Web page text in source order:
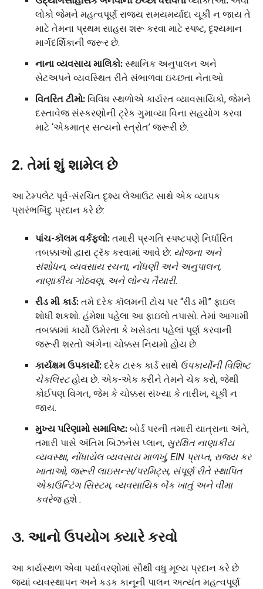
લોકો જેમને મહત્વપૂર્ણ રાજ્ય સમયમર્યાદા ચૂકી ન જાય તે
માટે તેમના પ્રથમ સાહસ શરૂ કરવા માટે સ્પષ્ટ, દૃશ્યમાન
માર્ગદર્શિકાની જરૂર છે.
નાના વ્યવસાય માલિકો: સ્થાનિક અનુપાલન અને
સેટઅપને વ્યવસ્થિત રીતે સંભાળવા ઇચ્છતા નેતાઓ
વિતરિત ટીમો: વિવિધ સ્થળોએ કાર્યરત વ્યાવસાયિકો, જેમને
દસ્તાવેજ સંસ્કરણોની ટ્રેક ગુમાવ્યા વિના સહયોગ કરવા
માટે ‘એકમાત્ર સત્યનો સ્ત્રોત’ જરૂરી છે.
2. તેમાં શું શામેલ છે
આ ટેમ્પલેટ પૂર્વ-સંરચિત દૃશ્ય લેઆઉટ સાથે એક વ્યાપક
પ્રારંભબિંદુ પ્રદાન કરે છે:
પાંચ-કૉલમ વર્કફ્લો: તમારી પ્રગતિ સ્પષ્ટપણે નિર્ધારિત
તબક્કાઓ દ્વારા ટ્રૅક કરવામાં આવે છે: યોજના અને
સંશોધન, વ્યવસાય રચના, નોંધણી અને અનુપાલન,
નાણાકીય ગોઠવણ, અને લોન્ચ તૈયારી.
રીડ મી કાર્ડ: તમે દરેક કૉલમની ટોચ પર “રીડ મી” ફાઇલ
શોધી શકશો. હંમેશા પહેલા આ ફાઇલો તપાસો. તેમાં આગામી
તબક્કામાં કાર્યો ઉમેરતા કે ખસેડતા પહેલાં પૂર્ણ કરવાની
જરૂરી શરતો અંગેના ચોક્કસ નિયમો હોય છે.
કાર્યક્ષમ ઉપકાર્યો: દરેક ટાસ્ક કાર્ડ સાથે ઉપકાર્યોની વિશિષ્ટ
ચેકલિસ્ટહોય છે. એક-એક કરીને તેમને ચેક કરો, જેથી
કોઈપણ વિગત, જેમ કે ચોક્કસ સંખ્યા કે તારીખ, ચૂકી ન
જાય.
મુખ્ય પરિણામો સમાવિષ્ટ: બોર્ડ પરની તમારી યાત્રાના અંતે,
તમારી પાસે અંતિમ બિઝનેસ પ્લાન, સુરક્ષિત નાણાકીય
વ્યવસ્થા, નોંધાયેલ વ્યવસાય માળખું, EIN પ્રાપ્ત, રાજ્ય કર
ખાતાઓ, જરૂરી લાઇસન્સ/પરમિટ્સ, સંપૂર્ણ રીતે સ્થાપિત
એકાઉન્ટિંગ સિસ્ટમ, વ્યવસાયિક બેંક ખાતું અને વીમા
કવરેજહશે .
૩. આનો ઉપયોગ ક્યારે કરવો
આ કાર્યસ્થળ એવા પર્યાવરણોમાં સૌથી વધુ મૂલ્ય પ્રદાન કરે છે
જ્યાં વ્યવસ્થાપન અને કડક કાનૂની પાલન અત્યંત મહત્વપૂર્ણ